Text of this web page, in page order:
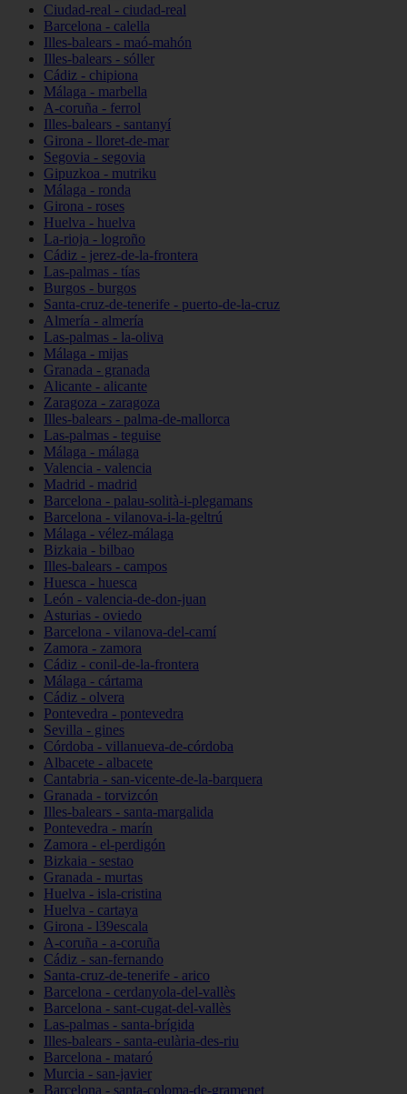
Ciudad-real - ciudad-real
Barcelona - calella
Illes-balears - maó-mahón
Illes-balears - sóller
Cádiz - chipiona
Málaga - marbella
A-coruña - ferrol
Illes-balears - santanyí
Girona - lloret-de-mar
Segovia - segovia
Gipuzkoa - mutriku
Málaga - ronda
Girona - roses
Huelva - huelva
La-rioja - logroño
Cádiz - jerez-de-la-frontera
Las-palmas - tías
Burgos - burgos
Santa-cruz-de-tenerife - puerto-de-la-cruz
Almería - almería
Las-palmas - la-oliva
Málaga - mijas
Granada - granada
Alicante - alicante
Zaragoza - zaragoza
Illes-balears - palma-de-mallorca
Las-palmas - teguise
Málaga - málaga
Valencia - valencia
Madrid - madrid
Barcelona - palau-solità-i-plegamans
Barcelona - vilanova-i-la-geltrú
Málaga - vélez-málaga
Bizkaia - bilbao
Illes-balears - campos
Huesca - huesca
León - valencia-de-don-juan
Asturias - oviedo
Barcelona - vilanova-del-camí
Zamora - zamora
Cádiz - conil-de-la-frontera
Málaga - cártama
Cádiz - olvera
Pontevedra - pontevedra
Sevilla - gines
Córdoba - villanueva-de-córdoba
Albacete - albacete
Cantabria - san-vicente-de-la-barquera
Granada - torvizcón
Illes-balears - santa-margalida
Pontevedra - marín
Zamora - el-perdigón
Bizkaia - sestao
Granada - murtas
Huelva - isla-cristina
Huelva - cartaya
Girona - l39escala
A-coruña - a-coruña
Cádiz - san-fernando
Santa-cruz-de-tenerife - arico
Barcelona - cerdanyola-del-vallès
Barcelona - sant-cugat-del-vallès
Las-palmas - santa-brígida
Illes-balears - santa-eulària-des-riu
Barcelona - mataró
Murcia - san-javier
Barcelona - santa-coloma-de-gramenet